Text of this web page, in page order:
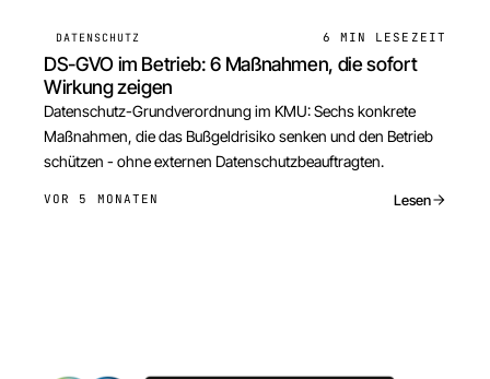
DATENSCHUTZ 6 MIN LESEZEIT
DS-GVO im Betrieb: 6 Maßnahmen, die sofort
Wirkung zeigen
Datenschutz-Grundverordnung im KMU: Sechs konkrete
Maßnahmen, die das Bußgeldrisiko senken und den Betrieb
schützen - ohne externen Datenschutzbeauftragten.
VOR 5 MONATEN Lesen